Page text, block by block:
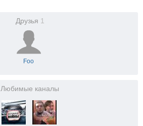
Друзья 1
Foo
Любимые каналы